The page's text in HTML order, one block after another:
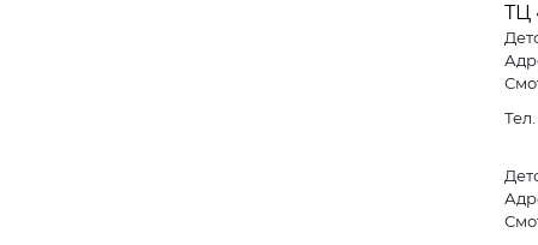
ТЦ
Тел.